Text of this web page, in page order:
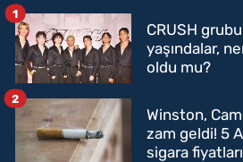
CRUSH
yaşındalar,
oldu mu?
1
Winston,
zam geldi! 5
sigara
2